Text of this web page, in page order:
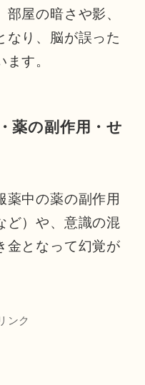
屋の暗さや影、
なり、脳が誤った
す。
薬の副作用・せ
薬中の薬の副作用
ど）や、意識の混
金となって幻覚が
ンク